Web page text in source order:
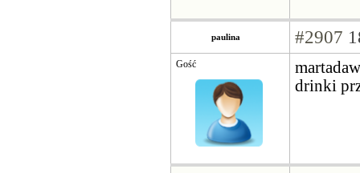
paulina #2907
Gość
drinki